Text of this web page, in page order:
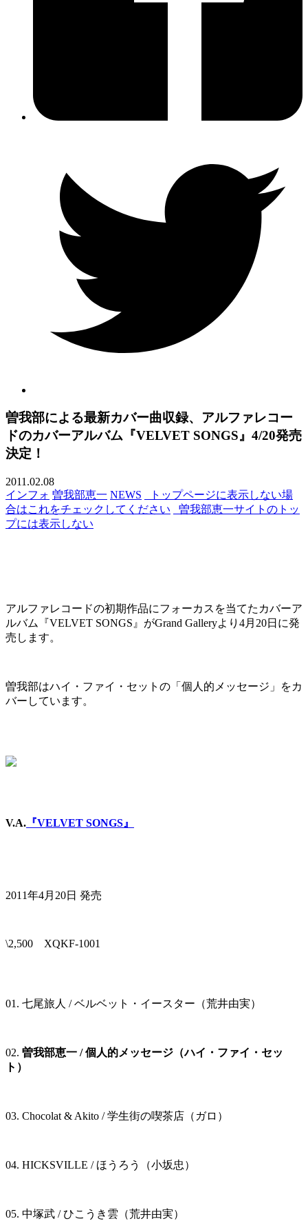
曽我部による最新カバー曲収録、アルファレコー
ドのカバーアルバム『VELVET SONGS』4/20発売
決定！
2011.02.08
インフォ 曽我部恵一 NEWS
_トップページに表示しない場
合はこれをチェックしてください
_曽我部恵一サイトのトッ
プには表示しない
アルファレコードの初期作品にフォーカスを当てたカバーア
ルバム『VELVET SONGS』がGrand Galleryより4月20日に発
売します。
曽我部はハイ・ファイ・セットの「個人的メッセージ」をカ
バーしています。
V.A. 『VELVET SONGS』
2011年4月20日 発売
\2,500 XQKF-1001
01. 七尾旅人 / ベルベット・イースター（荒井由実）
02. 曽我部恵一 / 個人的メッセージ（ハイ・ファイ・セッ
ト）
03. Chocolat & Akito / 学生街の喫茶店（ガロ）
04. HICKSVILLE / ほうろう（小坂忠）
05. 中塚武 / ひこうき雲（荒井由実）